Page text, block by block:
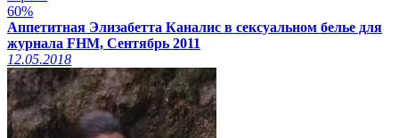
60%
Аппетитная Элизабетта Каналис в сексуальном белье для
журнала FHM, Сентябрь 2011
12.05.2018